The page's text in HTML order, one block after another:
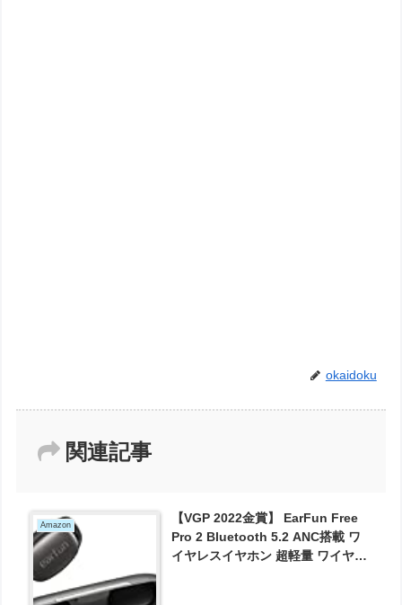
okaidoku
関連記事
Amazon
【VGP 2022金賞】 EarFun Free
Pro 2 Bluetooth 5.2 ANC搭載 ワ
イヤレスイヤホン 超軽量 ワイヤレ